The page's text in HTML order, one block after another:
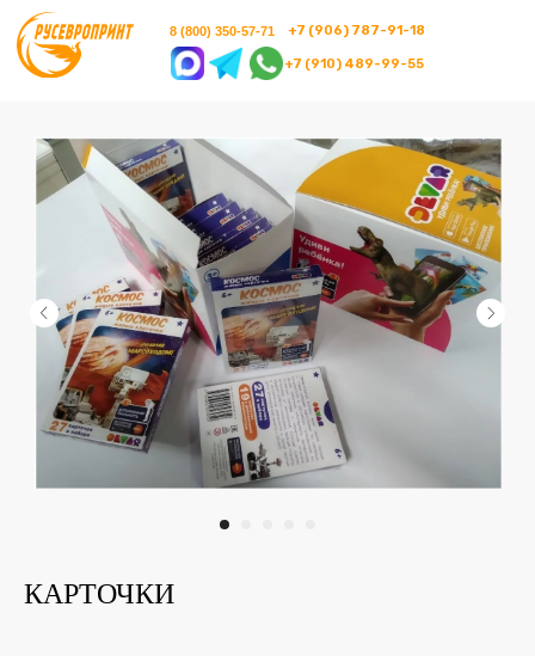
+7 (910) 489-99-55
8 (800) 350-57-71
КАРТОЧКИ